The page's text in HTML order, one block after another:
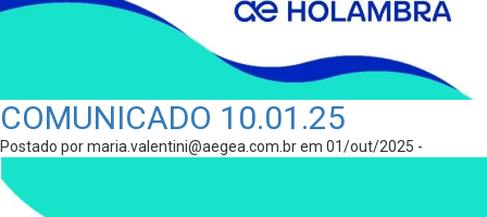
COMUNICADO 10.01.25
Postado pormaria.valentini@aegea.com.brem 01/out/2025 -